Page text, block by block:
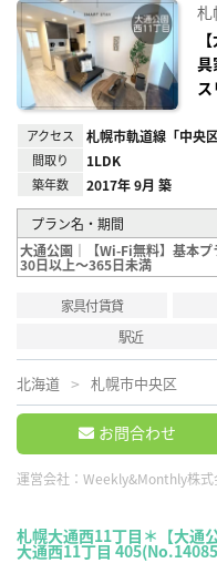
札
具
アクセス 札幌市軌道線「中央
間取り 1LDK
築年数 2017年 9月 築
プラン名・期間
大通公園｜【Wi-Fi無料】基本プ
30日以上～365日未満
家具付賃貸
駅近
北海道 札幌市中央区
お問合わせ
運営会社： Weekly&Monthly株式
札幌大通西11丁目＊【大通
大通西11丁目